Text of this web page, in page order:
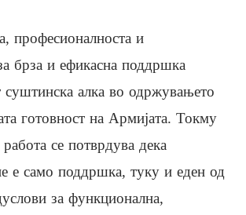
професионалноста и
брза и ефикасна поддршка
суштинска алка во одржувањето
готовност на Армијата. Токму
се потврдува дека
е само поддршка, туку и еден од
за функционална,